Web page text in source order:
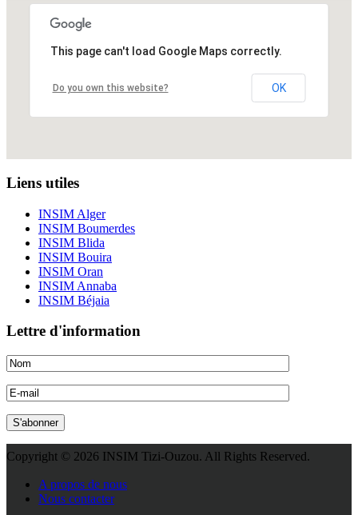
This page can't load Google Maps correctly.
Do you own this website? OK
Liens utiles
INSIM Alger
INSIM Boumerdes
INSIM Blida
INSIM Bouira
INSIM Oran
INSIM Annaba
INSIM Béjaia
Lettre d'information
Copyright © 2026 INSIM Tizi-Ouzou. All Rights Reserved.
A propos de nous
Nous contacter